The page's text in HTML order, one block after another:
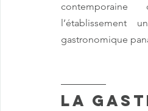
l’établissement
gastronomique
LA